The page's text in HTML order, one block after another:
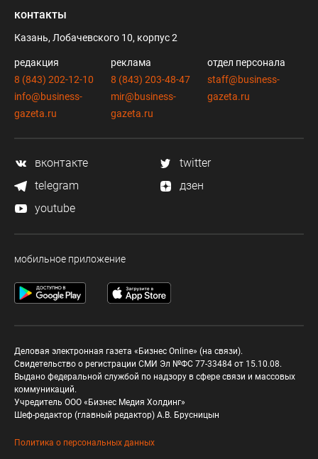
контакты
Казань, Лобачевского 10, корпус 2
редакция
8 (843) 202-12-10
info@business-
gazeta.ru
реклама
8 (843) 203-48-47
mir@business-
gazeta.ru
отдел персонала
staff@business-
gazeta.ru
вконтакте
twitter
telegram
дзен
youtube
мобильное приложение
Деловая электронная газета «Бизнес Online» (на связи).
Свидетельство о регистрации СМИ Эл №ФС 77-33484 от 15.10.08.
Выдано федеральной службой по надзору в сфере связи и массовых
коммуникаций.
Учредитель ООО «Бизнес Медия Холдинг»
Шеф-редактор (главный редактор) А.В. Брусницын
Политика о персональных данных